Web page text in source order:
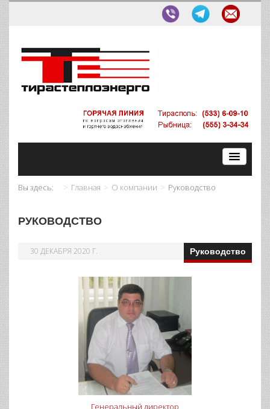
Вы здесь: Главная О компании Руководство
РУКОВОДСТВО
Руководство
30 ДЕКАБРЯ 2020 Г.
Генеральный директор